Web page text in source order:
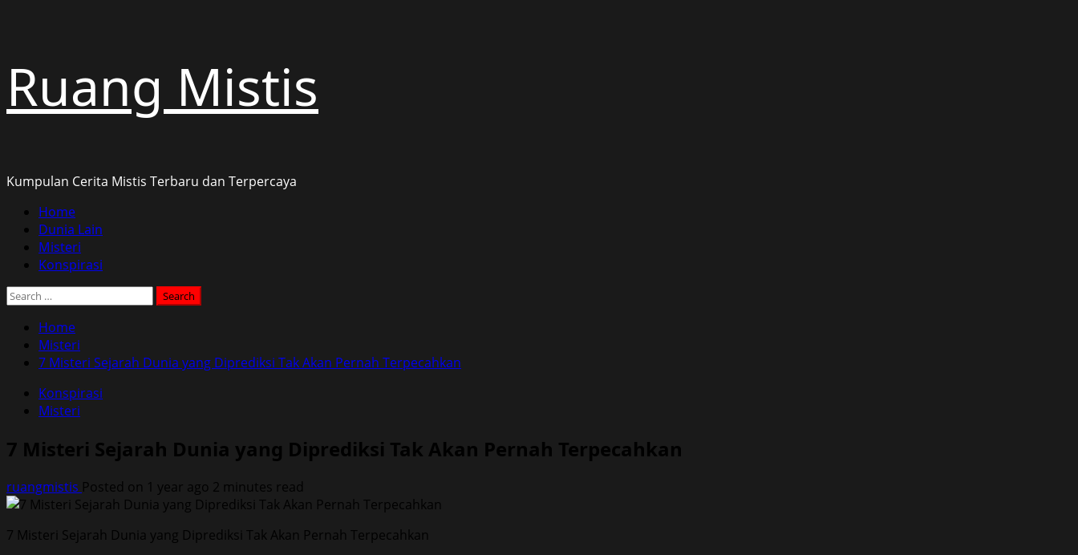
to
content
Ruang Mistis
Kumpulan Cerita Mistis Terbaru dan Terpercaya
Primary
Menu
Home
Dunia Lain
Misteri
Konspirasi
Search
Home
Misteri
7 Misteri Sejarah Dunia yang Diprediksi Tak Akan Pernah Terpecahkan
Konspirasi
Misteri
7 Misteri Sejarah Dunia yang Diprediksi Tak Akan Pernah Terpecahkan
ruangmistis Posted on 1 year ago 2 minutes read
7 Misteri Sejarah Dunia yang Diprediksi Tak Akan Pernah Terpecahkan